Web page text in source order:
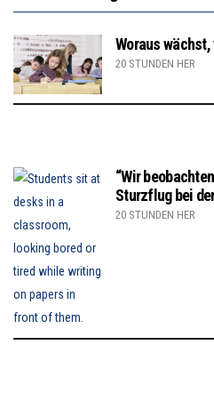
Woraus
20 STUNDEN HER
“Wir
Sturzflug bei
20 STUNDEN HER